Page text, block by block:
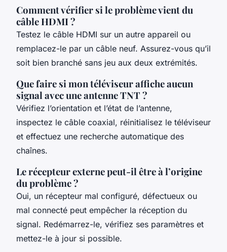
Comment vérifier si le problème vient du
câble HDMI ?
Testez le câble HDMI sur un autre appareil ou
remplacez-le par un câble neuf. Assurez-vous qu’il
soit bien branché sans jeu aux deux extrémités.
Que faire si mon téléviseur affiche aucun
signal avec une antenne TNT ?
Vérifiez l’orientation et l’état de l’antenne,
inspectez le câble coaxial, réinitialisez le téléviseur
et effectuez une recherche automatique des
chaînes.
Le récepteur externe peut-il être à l’origine
du problème ?
Oui, un récepteur mal configuré, défectueux ou
mal connecté peut empêcher la réception du
signal. Redémarrez-le, vérifiez ses paramètres et
mettez-le à jour si possible.